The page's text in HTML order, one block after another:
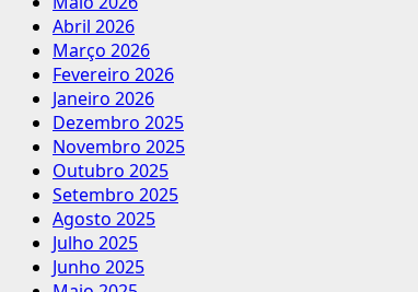
Abril 2026
Março 2026
Fevereiro 2026
Janeiro 2026
Dezembro 2025
Novembro 2025
Outubro 2025
Setembro 2025
Agosto 2025
Julho 2025
Junho 2025